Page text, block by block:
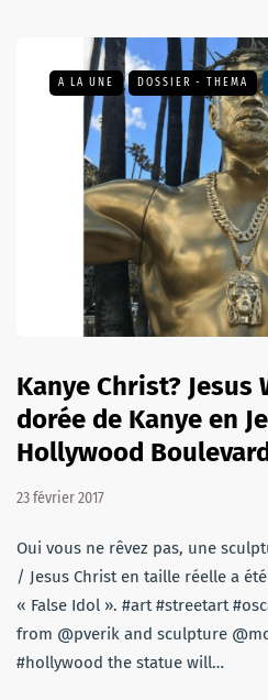
A LA UNE DOSSIER - THEMA
Kanye Christ? Jesus
dorée de Kanye en
Hollywood
23 février 2017
Oui vous ne rêvez pas, une
/ Jesus Christ en taille réelle a
« False Idol ». #art #streetart
from @pverik and sculpture
#hollywood the statue will…